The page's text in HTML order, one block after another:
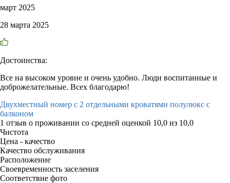
март 2025
28 марта 2025
Достоинства:
Все на высоком уровне и очень удобно. Люди воспитанные и
доброжелательные. Всех благодарю!
Двухместный номер с 2 отдельными кроватями полулюкс с
балконом
1 отзыв о проживании со средней оценкой 10,0 из 10,0
Чистота
Цена - качество
Качество обслуживания
Расположение
Своевременность заселения
Соответствие фото